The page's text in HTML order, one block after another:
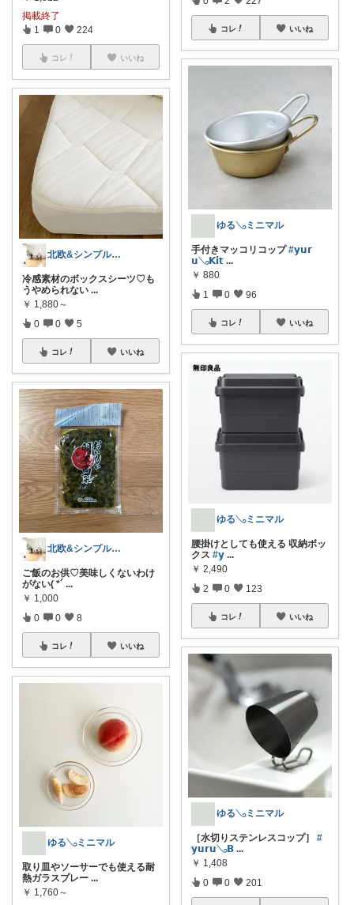
掲載終了
1 0 224
コレ いいね
北欧&シンプルライフ〜整える暮らし〜
冷感素材のボックスシーツ♡も
うやめられない ...
￥ 1,880～
0 0 5
コレ いいね
北欧&シンプルライフ〜整える暮らし〜
ご飯のお供♡美味しくないわけ
がない( *´ ...
￥ 1,000
0 0 8
コレ いいね
ゆる𓂅ミニマル
取り皿やソーサーでも使える耐
熱ガラスプレー ...
￥ 1,760～
コレ いいね
ゆる𓂅ミニマル
手付きマッコリコップ#𝘆𝘂𝗿
𝘂𓂅𝗞𝗶𝘁 ...
￥ 880
1 0 96
コレ いいね
ゆる𓂅ミニマル
腰掛けとしても使える 収納ボッ
クス #𝘆 ...
￥ 2,490
2 0 123
コレ いいね
ゆる𓂅ミニマル
［水切りステンレスコップ］ #
𝘆𝘂𝗿𝘂𓂅𝗕 ...
￥ 1,408
0 0 201